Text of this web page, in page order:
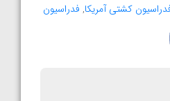
کشتی آمریکا, فدراسیون